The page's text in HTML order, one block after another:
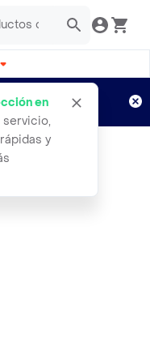
en
servicio,
y
Aplican TyC
Coraje